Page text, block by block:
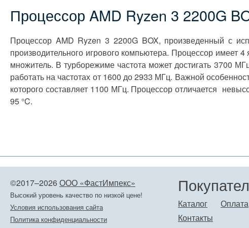
Процессор AMD Ryzen 3 2200G
Процессор AMD Ryzen 3 2200G BOX, произведенный с
производительного игрового компьютера. Процессор
множитель. В турборежиме частота может достигать 3700
работать на частотах от 1600 до 2933 МГц. Важной
которого составляет 1100 МГц. Процессор отличается
95 °C.
©2017–2026ООО «ФастИмпекс»
Высокий уровень качество по низкой цене!
Условия использования сайта
Политика конфиденциальности
Каталог
Оплата
Контакты